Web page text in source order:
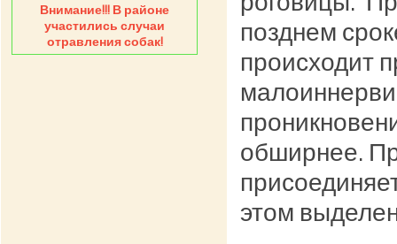
позднем
происходит
обширнее.
этом
Внимание!!! В районе
участились случаи
отравления собак!